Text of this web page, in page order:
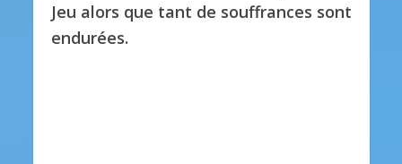
Jeu alors que tant de souffrances sont
endurées.